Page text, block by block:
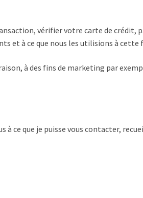
vérifier votre carte de crédit,
et à ce que nous les utilisions à
à des fins de marketing par
ce que je puisse vous contacter,